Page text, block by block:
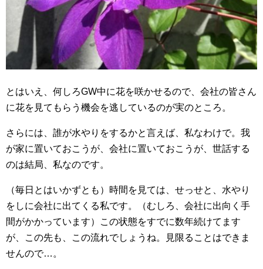
とはいえ、何しろGW中に花を咲かせるので、会社の皆さん
に花を見てもらう機会を逃しているのが実のところ。
さらには、誰が水やりをするかと言えば、私なわけで。我
が家に置いておこうが、会社に置いておこうが、世話する
のは結局、私なのです。
（毎日とはいかずとも）時間を見ては、せっせと、水やり
をしに会社に出てくる私です。（むしろ、会社に出向く手
間がかかっています）この状態をすでに数年続けてます
が、この先も、この流れでしょうね。見限ることはできま
せんので…。